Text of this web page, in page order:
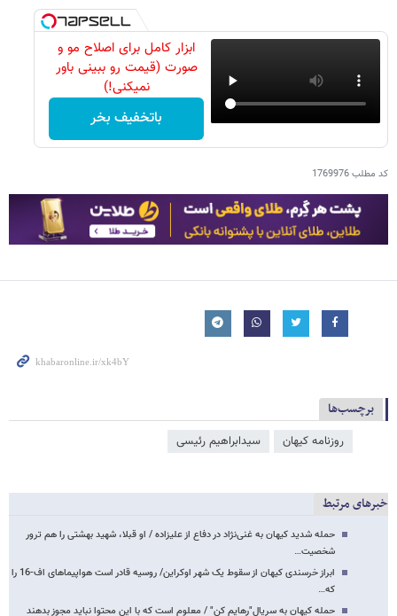
ابزار کامل برای اصلاح مو و
صورت (قیمت رو ببینی باور
نمیکنی!)
باتخفیف بخر
کد مطلب1769976
برچسب‌ها
روزنامه کیهان سیدابراهیم رئیسی
خبرهای مرتبط
حمله شدید کیهان به غنی‌نژاد در دفاع از علیزاده / او قبلا، شهید بهشتی را هم ترور
شخصیت…
ابراز خرسندی کیهان از سقوط یک شهر اوکراین/ روسیه قادر است هواپیماهای اف-16 را
که…
حمله کیهان به سریال"رهایم کن" / معلوم است که با این محتوا نباید مجوز بدهند